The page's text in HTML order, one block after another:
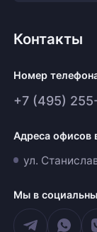
Контакты
Номер
+7 (495)
Адреса офисов
ул.
Мы в